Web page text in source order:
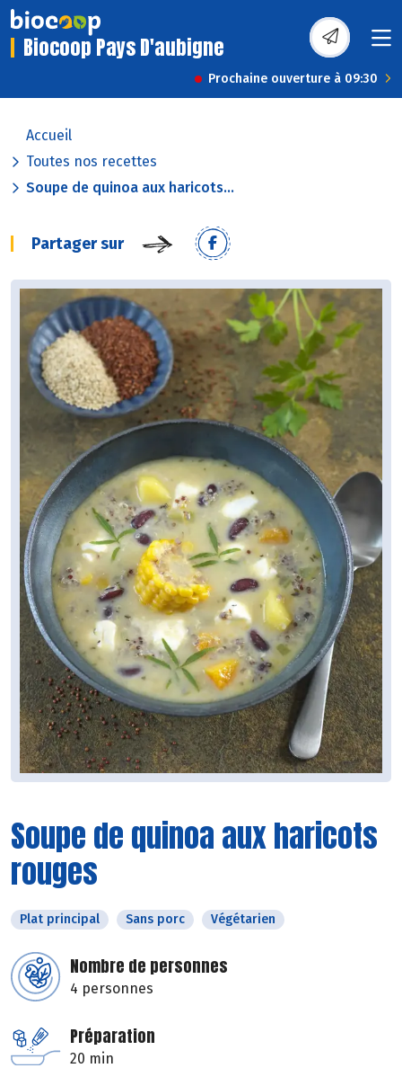
Biocoop Pays D'aubigne
Prochaine ouverture à 09:30
Accueil
Toutes nos recettes
Soupe de quinoa aux haricots...
Partager sur
Soupe de quinoa aux haricots
rouges
Plat principal Sans porc Végétarien
Nombre de personnes
4 personnes
Préparation
20 min